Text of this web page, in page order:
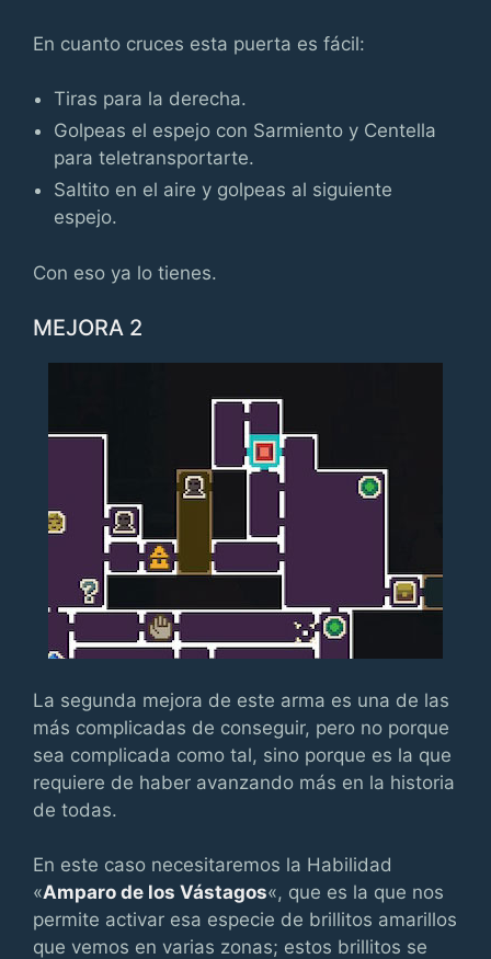
En cuanto cruces esta puerta es fácil:
Tiras para la derecha.
Golpeas el espejo con Sarmiento y Centella
para teletransportarte.
Saltito en el aire y golpeas al siguiente
espejo.
Con eso ya lo tienes.
MEJORA 2
La segunda mejora de este arma es una de las
más complicadas de conseguir, pero no porque
sea complicada como tal, sino porque es la que
requiere de haber avanzando más en la historia
de todas.
En este caso necesitaremos la Habilidad
«Amparo de los Vástagos«, que es la que nos
permite activar esa especie de brillitos amarillos
que vemos en varias zonas; estos brillitos se